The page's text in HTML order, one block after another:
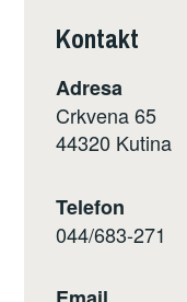
Kontakt
Adresa
Crkvena 65
44320 Kutina
Telefon
044/683-271